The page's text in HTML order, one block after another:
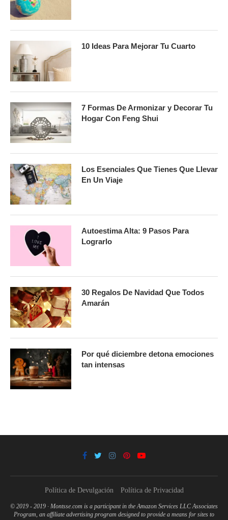
10 Ideas Para Mejorar Tu Cuarto
7 Formas De Armonizar y Decorar Tu
Hogar Con Feng Shui
Los Esenciales Que Tienes Que Llevar
En Un Viaje
Autoestima Alta: 9 Pasos Para
Lograrlo
30 Regalos De Navidad Que Todos
Amarán
Por qué diciembre detona emociones
tan intensas
Política de Devulgación Política de Privacidad
© 2019 - 2019 · Montsse.com is a participant in the Amazon Services LLC Associates
Program, an affiliate advertising program designed to provide a means for sites to